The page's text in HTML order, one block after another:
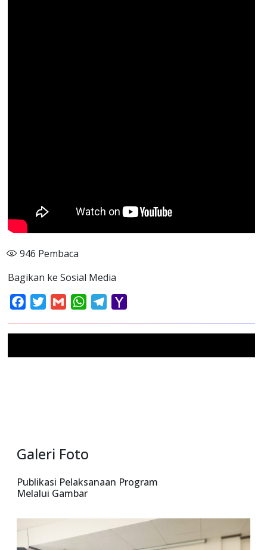
946 Pembaca
Bagikan ke Sosial Media
FacebookTwitterGmail WhatsAppTelegram
Galeri Foto
Publikasi Pelaksanaan Program
Melalui Gambar